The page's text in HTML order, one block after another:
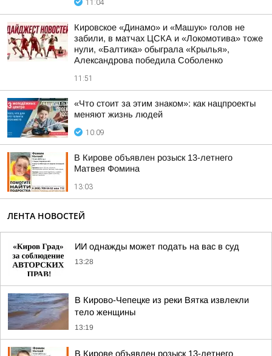
11:04
Кировское «Динамо» и «Машук» голов не
забили, в матчах ЦСКА и «Локомотива» тоже
нули, «Балтика» обыграла «Крылья»,
Александрова победила Соболенко
11:51
«Что стоит за этим знаком»: как нацпроекты
меняют жизнь людей
10:09
В Кирове объявлен розыск 13-летнего
Матвея Фомина
13:03
ЛЕНТА НОВОСТЕЙ
ИИ однажды может подать на вас в суд
13:28
В Кирово-Чепецке из реки Вятка извлекли
тело женщины
13:19
В Кирове объявлен розыск 13-летнего